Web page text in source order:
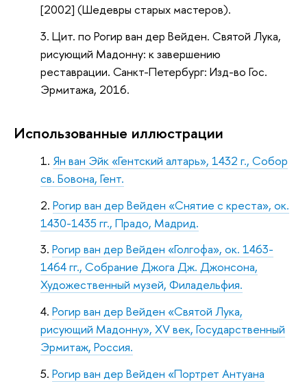
[2002] (Шедевры старых мастеров).
Цит. по Рогир ван дер Вейден. Святой Лука,
рисующий Мадонну: к завершению
реставрации. Санкт-Петербург: Изд-во Гос.
Эрмитажа, 2016.
Использованные иллюстрации
Ян ван Эйк «Гентский алтарь», 1432 г., Собор
св. Бовона, Гент.
Рогир ван дер Вейден «Снятие с креста», ок.
1430-1435 гг., Прадо, Мадрид.
Рогир ван дер Вейден «Голгофа», ок. 1463-
1464 гг., Собрание Джога Дж. Джонсона,
Художественный музей, Филадельфия.
Рогир ван дер Вейден «Святой Лука,
рисующий Мадонну», ХV век, Государственный
Эрмитаж, Россия.
Рогир ван дер Вейден «Портрет Антуана